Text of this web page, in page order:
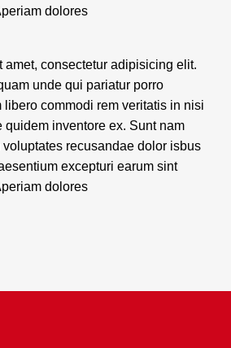
dolores
amet, consectetur adipisicing elit.
unde qui pariatur porro
libero commodi rem veritatis in nisi
quidem inventore ex. Sunt nam
recusandae dolor isbus
excepturi earum sint
dolores